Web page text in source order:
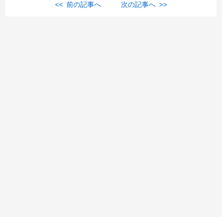
<< 前の記事へ 次の記事へ >>